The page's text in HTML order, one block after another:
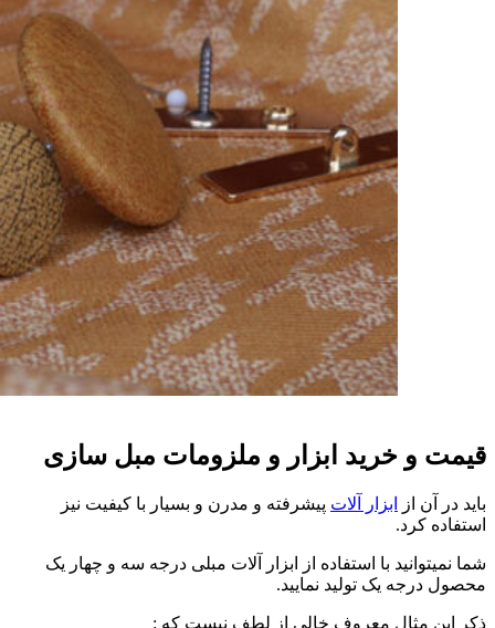
قیمت و خرید ابزار و ملزومات مبل سازی
باید در آن از ابزار آلات پیشرفته و مدرن و بسیار با کیفیت نیز
استفاده کرد.
شما نمیتوانید با استفاده از ابزار آلات مبلی درجه سه و چهار یک
محصول درجه یک تولید نمایید.
ذکر این مثال معروف خالی از لطف نیست که :